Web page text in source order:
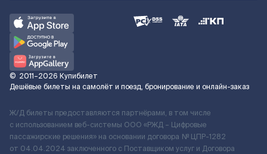
© 2011–2026 Купибилет
Дешёвые билеты на самолёт и поезд, бронирование и онлайн-заказ
Ж/Д билеты предоставляются партнёрами, в том числе
с использованием веб-системы ООО «РЖД – Цифровые
пассажирские решения» на основании договора № ЦПР-1282
от 04.04.2024 заключенного с Поставщиком услуг и Договора